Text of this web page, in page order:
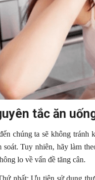
tắc ăn
chúng ta sẽ không tránh
soát. Tuy nhiên, hãy làm
lo về vấn đề tăng cân.
nhất: Ưu tiên sử dụng